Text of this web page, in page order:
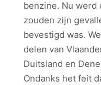
benzine. Nu werd
zouden zijn
bevestigd was.
delen van
Duitsland en
Ondanks het feit